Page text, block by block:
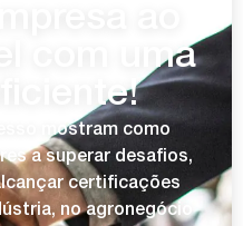
ao
com uma
mostram como
a superar desafios,
certificações
no agronegócio